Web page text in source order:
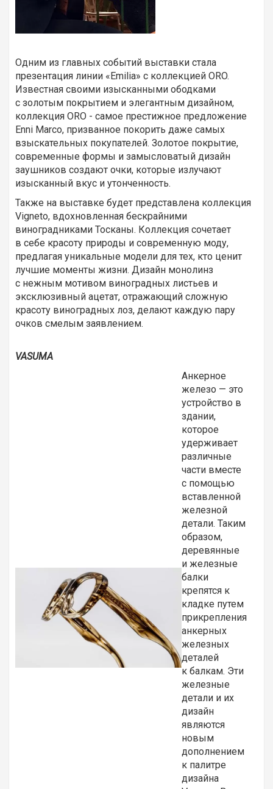
Одним из главных событий выставки стала
презентация линии «Emilia» с коллекцией ORO.
Известная своими изысканными ободками
с золотым покрытием и элегантным дизайном,
коллекция ORO - самое престижное предложение
Enni Marco, призванное покорить даже самых
взыскательных покупателей. Золотое покрытие,
современные формы и замысловатый дизайн
заушников создают очки, которые излучают
изысканный вкус и утонченность.
Также на выставке будет представлена коллекция
Vigneto, вдохновленная бескрайними
виноградниками Тосканы. Коллекция сочетает
в себе красоту природы и современную моду,
предлагая уникальные модели для тех, кто ценит
лучшие моменты жизни. Дизайн монолинз
с нежным мотивом виноградных листьев и
эксклюзивный ацетат, отражающий сложную
красоту виноградных лоз, делают каждую пару
очков смелым заявлением.
VASUMA
Анкерное
железо — это
устройство в
здании,
которое
удерживает
различные
части вместе
с помощью
вставленной
железной
детали. Таким
образом,
деревянные
и железные
балки
крепятся к
кладке путем
прикрепления
анкерных
железных
деталей
к балкам. Эти
железные
детали и их
дизайн
являются
новым
дополнением
к палитре
дизайна